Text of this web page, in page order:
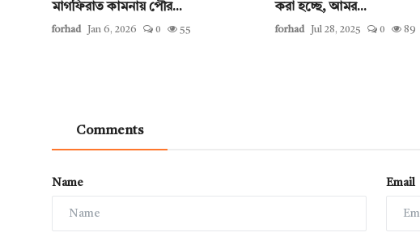
মাগফিরাত কামনায় পৌর...
forhad Jan 6, 2026 0 55
করা হচ্ছে, আমর...
forhad Jul 28, 2025 0 89
Comments
Name Email